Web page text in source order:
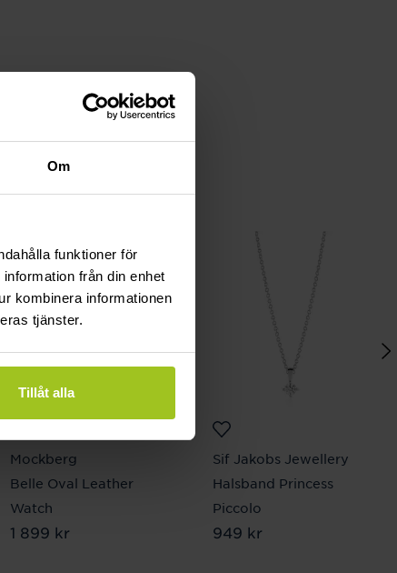
Om
funktioner för
från din enhet
kombinera informationen
tjänster.
Tillåt alla
Mockberg
Belle Oval Leather
Watch
Pris:1 899 kr
1 899 kr
Sif Jakobs Jewellery
Halsband Princess
Piccolo
Pris:949 kr
949 kr